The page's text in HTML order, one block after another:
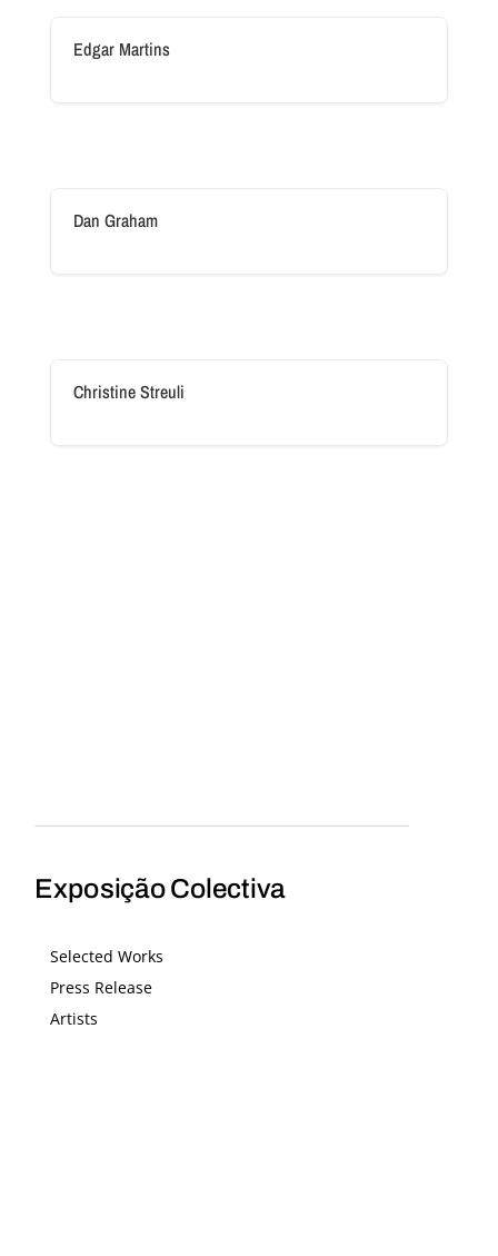
Edgar Martins
Dan Graham
Christine Streuli
Exposição Colectiva
Selected Works
Press Release
Artists